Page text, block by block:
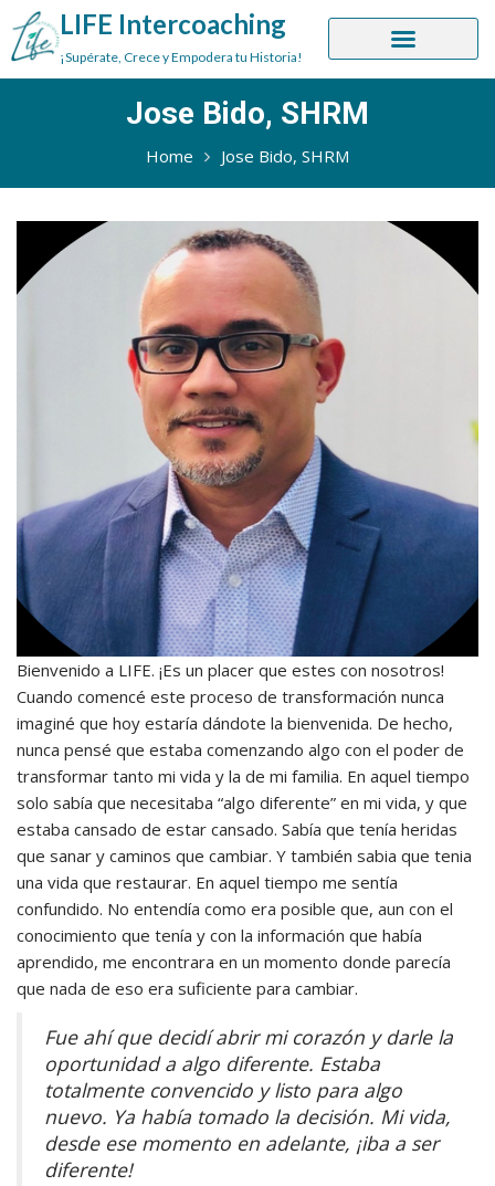
LIFE Intercoaching
¡Supérate, Crece y Empodera tu Historia!
Jose Bido, SHRM
Home Jose Bido, SHRM
Bienvenido a LIFE. ¡Es un placer que estes con nosotros!
Cuando comencé este proceso de transformación nunca
imaginé que hoy estaría dándote la bienvenida. De hecho,
nunca pensé que estaba comenzando algo con el poder de
transformar tanto mi vida y la de mi familia. En aquel tiempo
solo sabía que necesitaba “algo diferente” en mi vida, y que
estaba cansado de estar cansado. Sabía que tenía heridas
que sanar y caminos que cambiar. Y también sabia que tenia
una vida que restaurar. En aquel tiempo me sentía
confundido. No entendía como era posible que, aun con el
conocimiento que tenía y con la información que había
aprendido, me encontrara en un momento donde parecía
que nada de eso era suficiente para cambiar.
Fue ahí que decidí abrir mi corazón y darle la
oportunidad a algo diferente. Estaba
totalmente convencido y listo para algo
nuevo. Ya había tomado la decisión. Mi vida,
desde ese momento en adelante, ¡iba a ser
diferente!